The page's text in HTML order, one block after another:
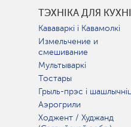
ТЭХНІКА ДЛЯ
Кававаркі і Кавамолкі
Измельчение и
смешивание
Мультываркі
Тостары
Грыль-прэс і
Аэрогрили
Ходжент / Худжанд